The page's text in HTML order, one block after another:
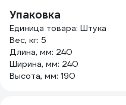
Упаковка
Единица товара: Штука
Вес, кг: 5
Длина, мм: 240
Ширина, мм: 240
Высота, мм: 190